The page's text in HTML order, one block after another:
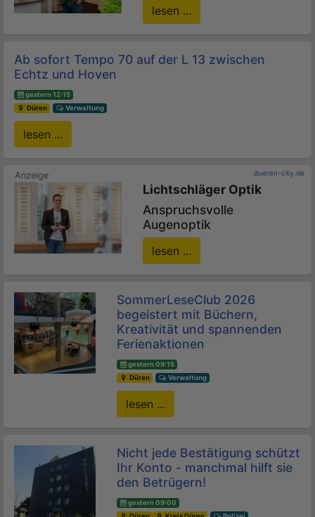
lesen ...
Ab sofort Tempo 70 auf der L 13 zwischen
Echtz und Hoven
gestern 12:15
Düren
Verwaltung
lesen ...
dueren-city.de
Lichtschläger Optik
Anspruchsvolle
Augenoptik
lesen ...
SommerLeseClub 2026
begeistert mit Büchern,
Kreativität und spannenden
Ferienaktionen
gestern 09:15
Düren
Verwaltung
lesen ...
Nicht jede Bestätigung schützt
Ihr Konto - manchmal hilft sie
den Betrügern!
gestern 09:00